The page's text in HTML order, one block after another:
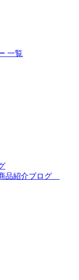
一覧
品紹介ブログ